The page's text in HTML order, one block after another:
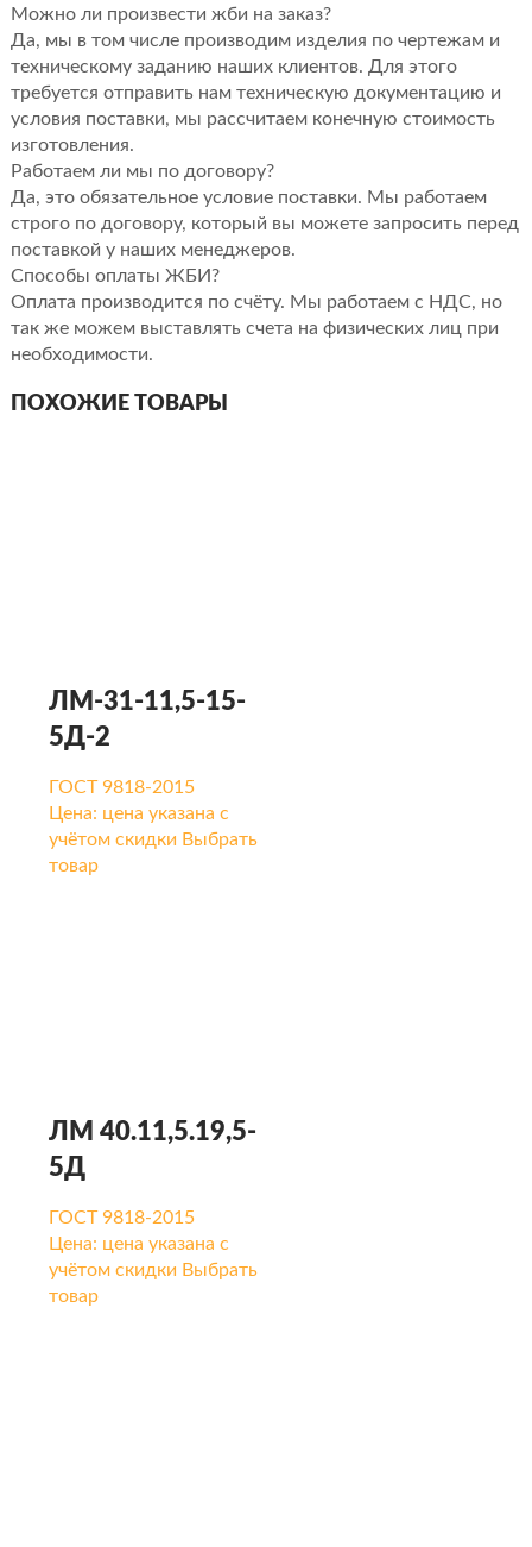
Можно ли произвести жби на заказ?
Да, мы в том числе производим изделия по чертежам и
техническому заданию наших клиентов. Для этого
требуется отправить нам техническую документацию и
условия поставки, мы рассчитаем конечную стоимость
изготовления.
Работаем ли мы по договору?
Да, это обязательное условие поставки. Мы работаем
строго по договору, который вы можете запросить перед
поставкой у наших менеджеров.
Способы оплаты ЖБИ?
Оплата производится по счёту. Мы работаем с НДС, но
так же можем выставлять счета на физических лиц при
необходимости.
ПОХОЖИЕ ТОВАРЫ
ЛМ-31-11,5-15-
5Д-2
ГОСТ 9818-2015
Цена: цена указана с
учётом скидки Выбрать
товар
ЛМ 40.11,5.19,5-
5Д
ГОСТ 9818-2015
Цена: цена указана с
учётом скидки Выбрать
товар